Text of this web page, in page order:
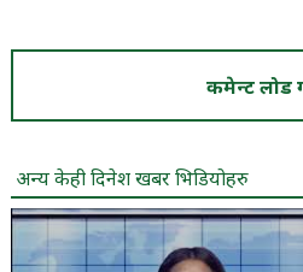
कमेन्ट लोड
अन्य केही दिनेश खबर भिडियोहरु